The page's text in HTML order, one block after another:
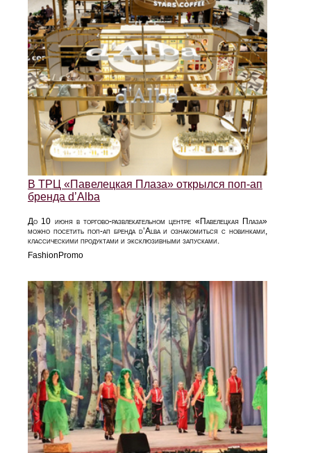
В ТРЦ «Павелецкая Плаза» открылся поп-ап
бренда d’Alba
До 10 июня в торгово-развлекательном центре «Павелецкая Плаза»
можно посетить поп-ап бренда d’Alba и ознакомиться с новинками,
классическими продуктами и эксклюзивными запусками.
FashionPromo